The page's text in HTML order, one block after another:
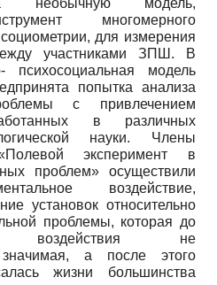
необычную модель,
многомерного
для измерения
участниками ЗПШ. В
психосоциальная модель
попытка анализа
с привлечением
в различных
науки. Члены
эксперимент в
проблем» осуществили
воздействие,
установок относительно
проблемы, которая до
воздействия не
а после этого
жизни большинства